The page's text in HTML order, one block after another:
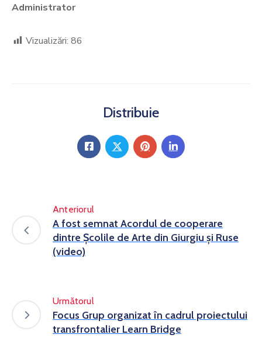
Administrator
Vizualizări: 86
Distribuie
Anteriorul
A fost semnat Acordul de cooperare
dintre Școlile de Arte din Giurgiu și Ruse
(video)
Următorul
Focus Grup organizat în cadrul proiectului
transfrontalier Learn Bridge